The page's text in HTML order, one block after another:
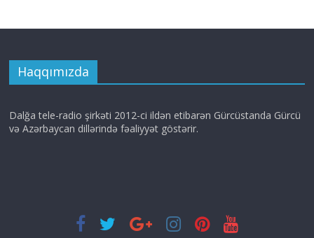
Haqqımızda
Dalğa tele-radio şirkəti 2012-ci ildən etibarən Gürcüstanda Gürcü
və Azərbaycan dillərində fəaliyyət göstərir.